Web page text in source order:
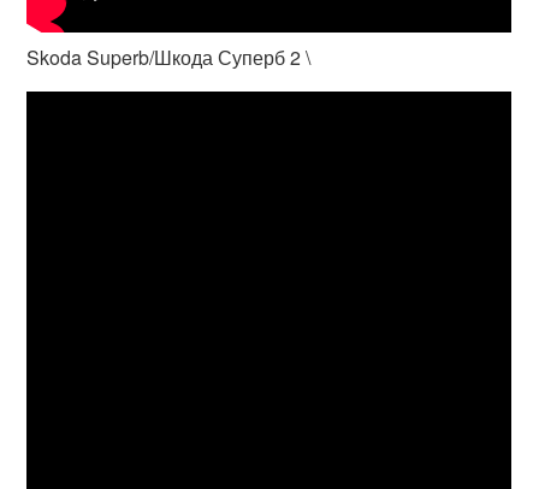
Skoda Superb/Шкода Суперб 2 \